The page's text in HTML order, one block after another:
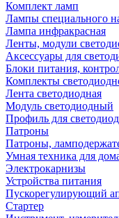
Комплект ламп
Лампы специального
Лампа инфракрасная
Ленты, модули
Аксессуары для
Блоки питания,
Комплекты
Лента светодиодная
Модуль светодиодный
Профиль для
Патроны
Патроны,
Умная техника для
Электрокарнизы
Устройства питания
Пускорегулирующий
Стартер